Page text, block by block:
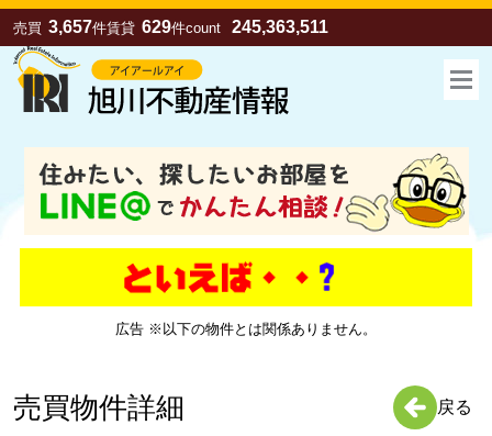
売買 3,657件賃貸 629件count 245,363,511
賃貸
広告 ※以下の物件とは関係ありません。
売買物件詳細 戻る